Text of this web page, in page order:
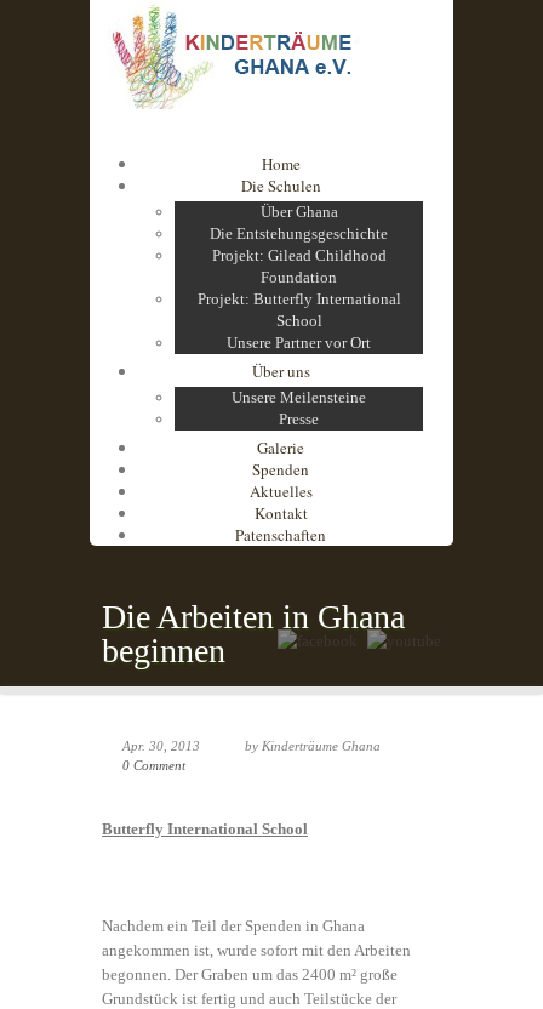
Home
Die Schulen
Über Ghana
Die Entstehungsgeschichte
Projekt: Gilead Childhood
Foundation
Projekt: Butterfly International
School
Unsere Partner vor Ort
Über uns
Unsere Meilensteine
Presse
Galerie
Spenden
Aktuelles
Kontakt
Patenschaften
Die Arbeiten in Ghana
beginnen
Apr. 30, 2013
by Kinderträume Ghana
0 Comment
Butterfly International School
Nachdem ein Teil der Spenden in Ghana
angekommen ist, wurde sofort mit den Arbeiten
begonnen. Der Graben um das 2400 m² große
Grundstück ist fertig und auch Teilstücke der